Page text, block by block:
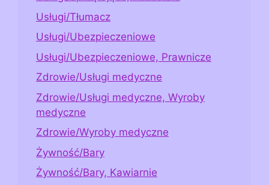
Usługi/Tłumacz
Usługi/Ubezpieczeniowe
Usługi/Ubezpieczeniowe, Prawnicze
Zdrowie/Usługi medyczne
Zdrowie/Usługi medyczne, Wyroby
medyczne
Zdrowie/Wyroby medyczne
Żywność/Bary
Żywność/Bary, Kawiarnie